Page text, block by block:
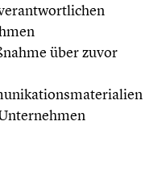
über zuvor